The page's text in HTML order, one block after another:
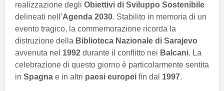
realizzazione degli Obiettivi di Sviluppo Sostenibile
delineati nell’Agenda 2030. Stabilito in memoria di un
evento tragico, la commemorazione ricorda la
distruzione della Biblioteca Nazionale di Sarajevo
avvenuta nel 1992 durante il conflitto nei Balcani. La
celebrazione di questo giorno è particolarmente sentita
in Spagna e in altri paesi europei fin dal 1997.